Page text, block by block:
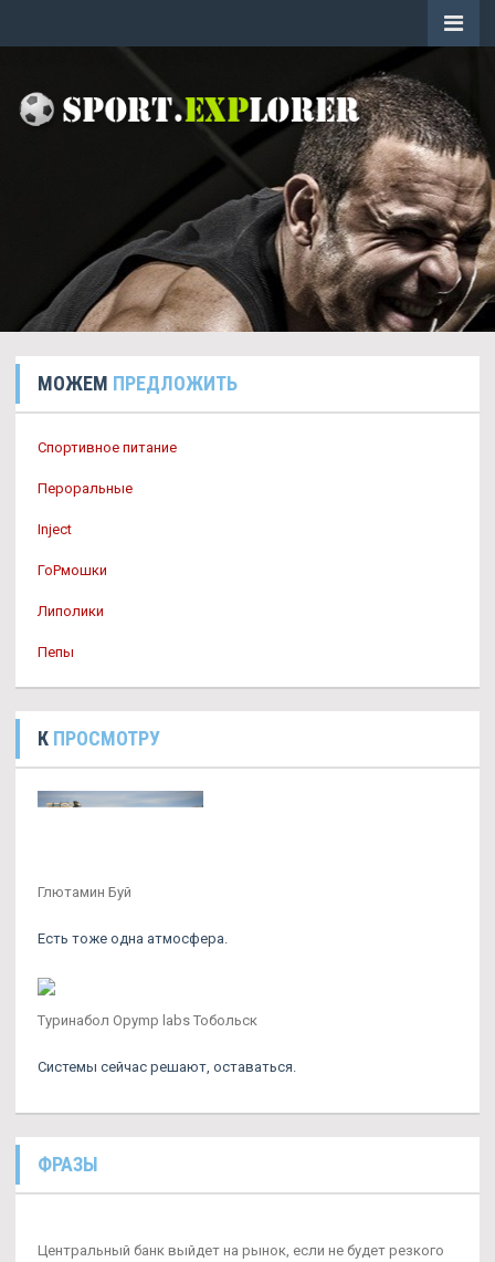
МОЖЕМ ПРЕДЛОЖИТЬ
Спортивное питание
Пероральные
Inject
ГоРмошки
Липолики
Пепы
К ПРОСМОТРУ
Глютамин Буй
Есть тоже одна атмосфера.
Туринабол Opymp labs Тобольск
Системы сейчас решают, оставаться.
ФРАЗЫ
Центральный банк выйдет на рынок, если не будет резкого